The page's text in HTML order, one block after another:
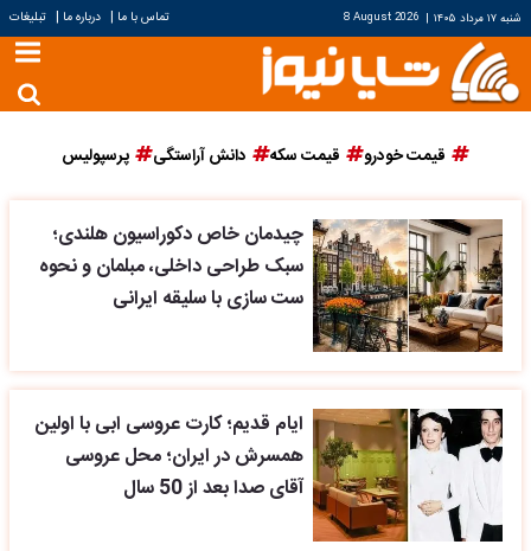
شنبه ۱۷ مرداد ۱۴۰۵ |
8 August 2026 تماس با ما | درباره ما | تبلیغات
قیمت خودرو قیمت سکه دانش آراستگی پرسپولیس
چیدمان خاص دکوراسیون هلندی؛
سبک طراحی داخلی، مبلمان و نحوه
ست سازی با سلیقه ایرانی
ایام قدیم؛ کارت عروسی ابی با اولین
همسرش در ایران؛ محل عروسی
آقای صدا بعد از 50 سال